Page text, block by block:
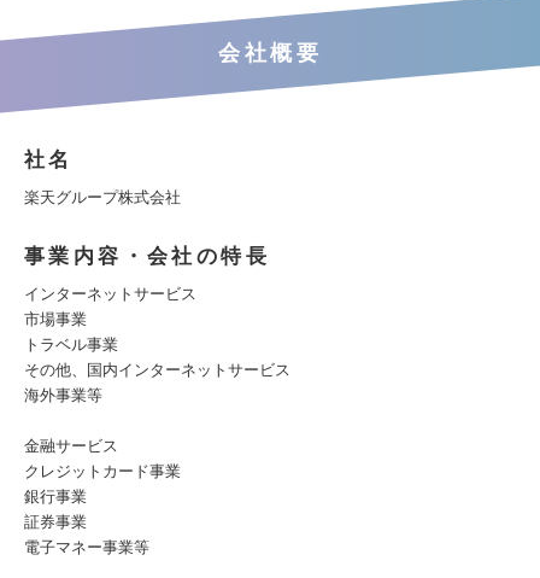
会社概要
社名
楽天グループ株式会社
事業内容・会社の特長
インターネットサービス
市場事業
トラベル事業
その他、国内インターネットサービス
海外事業等
金融サービス
クレジットカード事業
銀行事業
証券事業
電子マネー事業等